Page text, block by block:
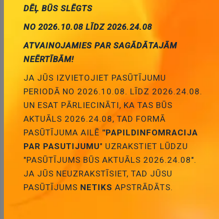
Daudzums:
Pievienot grozam
Apraksts
APRAKSTS
Type of connection cable VGA - VGA
Cable length 5m
DĒĻ BŪS SLĒGTS
NO 2026.10.08 LĪDZ 2026.24.08
ATVAINOJAMIES PAR SAGĀDĀTAJĀM
NEĒRTĪBĀM!
JA JŪS IZVIETOJIET PASŪTĪJUMU
PERIODĀ NO 2026.10.08. LĪDZ 2026.24.08.
UN ESAT PĀRLIECINĀTI, KA TAS BŪS
AKTUĀLS 2026.24.08, TAD FORMĀ
PASŪTĪJUMA AILĒ "PAPILDINFOMRACIJA
PAR PASUTIJUMU" UZRAKSTIET LŪDZU
"PASŪTĪJUMS BŪS AKTUĀLS 2026.24.08".
JA JŪS NEUZRAKSTĪSIET, TAD JŪSU
PASŪTĪJUMS NETIKS APSTRĀDĀTS.